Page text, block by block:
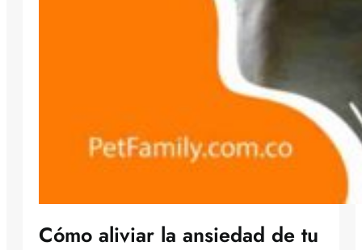
Cómo aliviar la ansiedad de tu